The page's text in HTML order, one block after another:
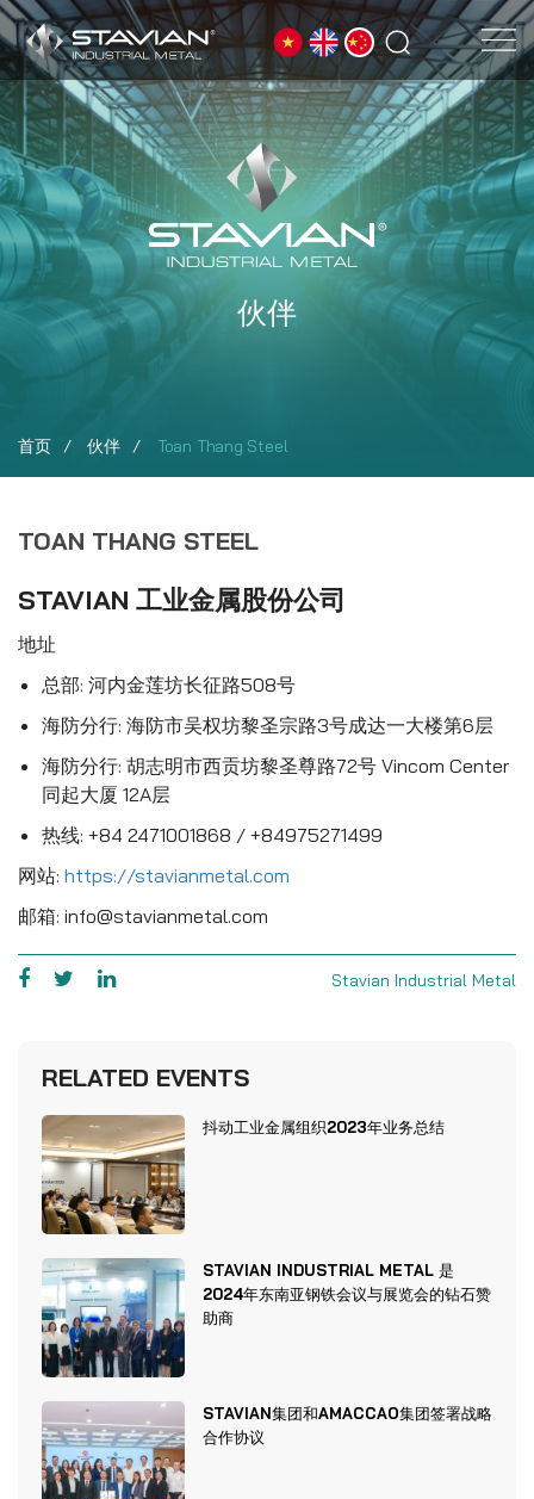
首页 伙伴 Toan Thang Steel
伙伴
TOAN THANG STEEL
STAVIAN 工业金属股份公司
地址
总部: 河内金莲坊长征路508号
海防分行: 海防市吴权坊黎圣宗路3号成达一大楼第6层
海防分行: 胡志明市西贡坊黎圣尊路72号 Vincom Center
同起大厦 12A层
热线: +84 2471001868 / +84975271499
网站: https://stavianmetal.com
邮箱: info@stavianmetal.com
Stavian Industrial Metal
RELATED EVENTS
抖动工业金属组织2023年业务总结
STAVIAN INDUSTRIAL METAL 是
2024年东南亚钢铁会议与展览会的钻石赞
助商
STAVIAN集团和AMACCAO集团签署战略
合作协议